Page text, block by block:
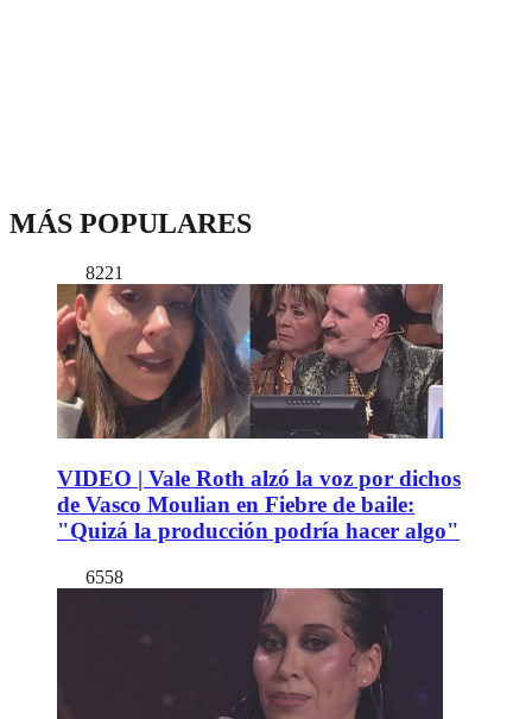
MÁS POPULARES
8221
VIDEO | Vale Roth alzó la voz por dichos
de Vasco Moulian en Fiebre de baile:
"Quizá la producción podría hacer algo"
6558